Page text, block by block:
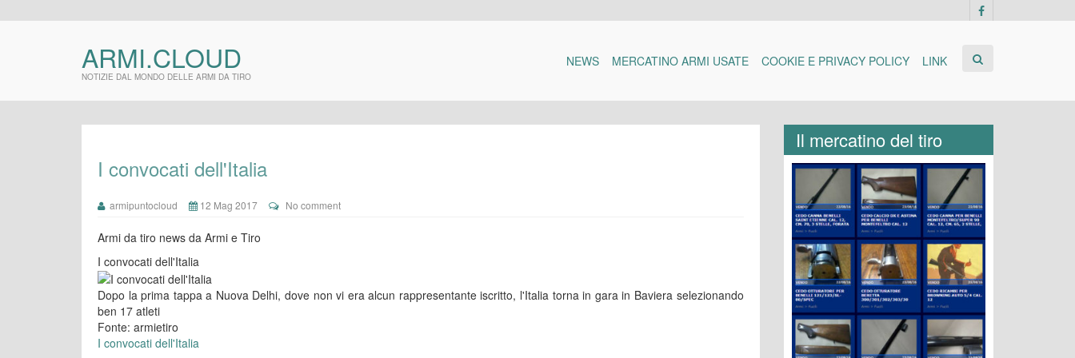
ARMI.CLOUD
NOTIZIE DAL MONDO DELLE ARMI DA TIRO
NEWS MERCATINO ARMI USATE COOKIE E PRIVACY POLICY LINK
I convocati dell'Italia
armipuntocloud 12 Mag 2017 No comment
Armi da tiro news da Armi e Tiro
I convocati dell'Italia
Dopo la prima tappa a Nuova Delhi, dove non vi era alcun rappresentante iscritto, l'Italia torna in gara in Baviera selezionando
ben 17 atleti
Fonte: armietiro
I convocati dell'Italia
Il mercatino del tiro